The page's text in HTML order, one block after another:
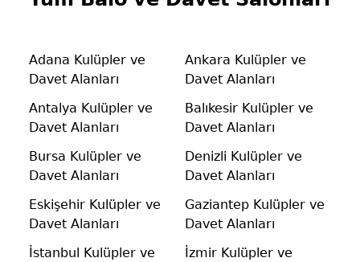
Adana Kulüpler ve
Davet Alanları
Ankara Kulüpler ve
Davet Alanları
Antalya Kulüpler ve
Davet Alanları
Balıkesir Kulüpler ve
Davet Alanları
Bursa Kulüpler ve
Davet Alanları
Denizli Kulüpler ve
Davet Alanları
Eskişehir Kulüpler ve
Davet Alanları
Gaziantep Kulüpler ve
Davet Alanları
İstanbul Kulüpler ve
İzmir Kulüpler ve